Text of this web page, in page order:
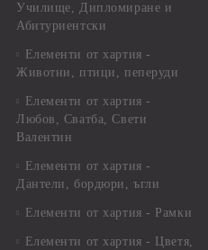
Училище, Дипломиране и
Абитуриентски
Елементи от хартия -
Животни, птици, пеперуди
Елементи от хартия -
Любов, Сватба, Свети
Валентин
Елементи от хартия -
Дантели, бордюри, ъгли
Елементи от хартия - Рамки
Елементи от хартия - Цветя,